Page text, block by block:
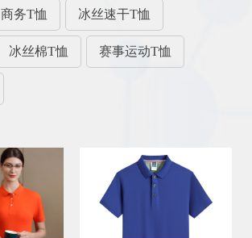
商务T恤 冰丝速干T恤
冰丝棉T恤 赛事运动T恤